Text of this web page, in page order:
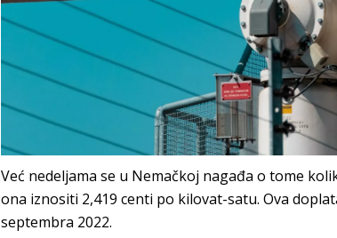
Već nedeljama se u Nemačkoj nagađa o tome
ona iznositi 2,419 centi po kilovat-satu. Ova
septembra 2022.